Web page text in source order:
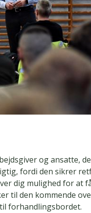
og ansatte,
fordi den sikrer
dig mulighed for at
til den kommende
forhandlingsbordet.